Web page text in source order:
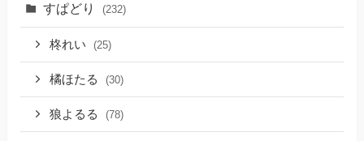
すぱどり (232)
柊れい (25)
橘ほたる (30)
狼よるる (78)